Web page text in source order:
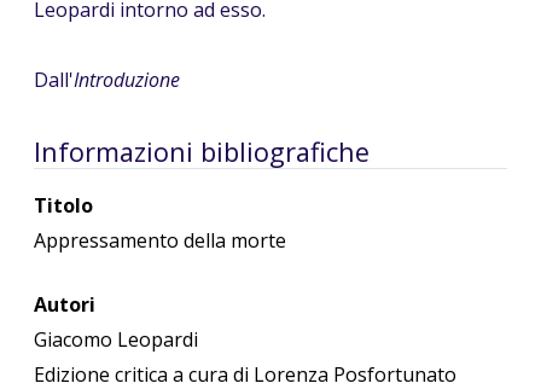
Leopardi intorno ad esso.
Dall'Introduzione
Informazioni bibliografiche
Titolo
Appressamento della morte
Autori
Giacomo Leopardi
Edizione critica a cura di Lorenza Posfortunato